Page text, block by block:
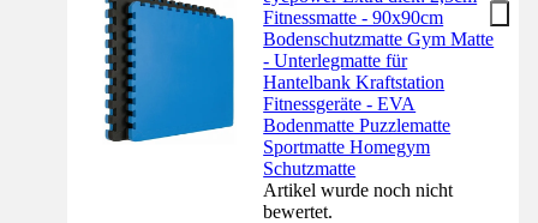
Fitnessmatte - 90x90cm
Bodenschutzmatte Gym Matte
- Unterlegmatte für
Hantelbank Kraftstation
Fitnessgeräte - EVA
Bodenmatte Puzzlematte
Sportmatte Homegym
Schutzmatte
Artikel wurde noch nicht
bewertet.